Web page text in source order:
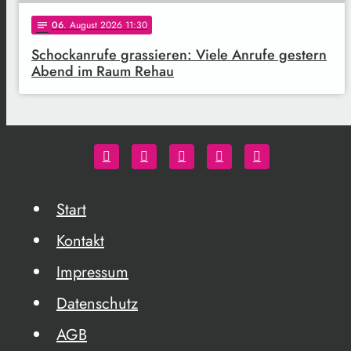
notes 06. August 2026 11:30
Schockanrufe grassieren: Viele Anrufe gestern
Abend im Raum Rehau
Start
Kontakt
Impressum
Datenschutz
AGB